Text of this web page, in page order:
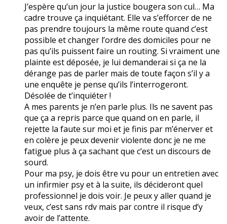
J’espère qu’un jour la justice bougera son cul… Ma
cadre trouve ça inquiétant. Elle va s’efforcer de ne
pas prendre toujours la même route quand c’est
possible et changer l’ordre des domiciles pour ne
pas qu’ils puissent faire un routing. Si vraiment une
plainte est déposée, je lui demanderai si ça ne la
dérange pas de parler mais de toute façon s’il y a
une enquête je pense qu’ils l’interrogeront.
Désolée de t’inquiéter !
A mes parents je n’en parle plus. Ils ne savent pas
que ça a repris parce que quand on en parle, il
rejette la faute sur moi et je finis par m’énerver et
en colère je peux devenir violente donc je ne me
fatigue plus à ça sachant que c’est un discours de
sourd.
Pour ma psy, je dois être vu pour un entretien avec
un infirmier psy et à la suite, ils décideront quel
professionnel je dois voir. Je peux y aller quand je
veux, c’est sans rdv mais par contre il risque d’y
avoir de l’attente.